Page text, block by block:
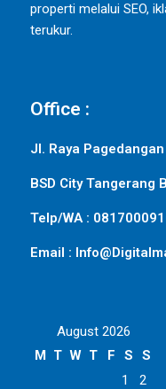
properti melalui SEO,
terukur.
Office :
Jl. Raya Pagedangan
BSD City Tangerang
Telp/WA :
Email :
August 2026
M T W T F S
S
1
2